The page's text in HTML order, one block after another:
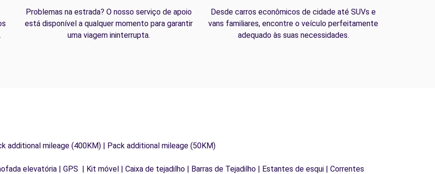
Problemas na estrada? O nosso serviço de apoio
está disponível a qualquer momento para garantir
uma viagem ininterrupta.
Desde carros econômicos de cidade até SUVs e
vans familiares, encontre o veículo perfeitamente
adequado às suas necessidades.
additional mileage (400KM) | Pack additional mileage (50KM)
elevatória | GPS | Kit móvel | Caixa de tejadilho | Barras de Tejadilho | Estantes de esqui | Correntes